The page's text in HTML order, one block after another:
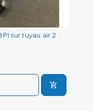
sur tuyau air 2